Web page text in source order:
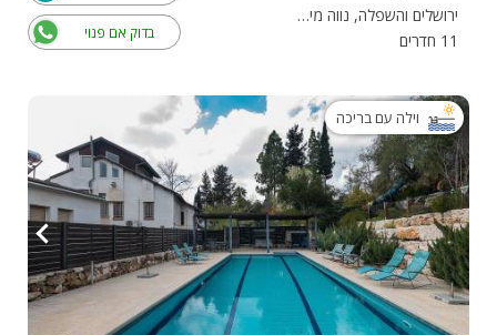
ירושלים והשפלה, נווה מיכאל
11 חדרים
בדוק אם פנוי
וילה עם בריכה